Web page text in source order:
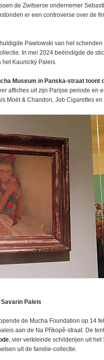
de Zwitserse ondernemer
er een controverse over de
Pawlowski van het
In mei 2024 beëindigde de
het Kaunický Paleis.
Museum in Panska-straat toont
affiches uit zijn Parijse periode en
Moët & Chandon, Job Cigarettes
Paleis
de Mucha Foundation op 14
aan de Na Příkopě-straat. De
, vier verkleinde schilderijen uit het
uit de familie-collectie.